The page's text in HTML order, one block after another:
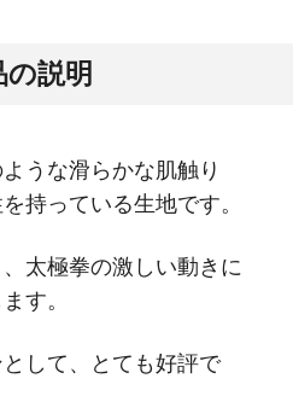
の説明
うな滑らかな肌触り
持っている生地です。
太極拳の激しい動きに
す。
して、とても好評で